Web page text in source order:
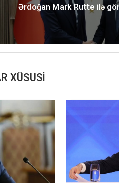
Ərdoğan Mark Rutte ilə
XÜSUSI